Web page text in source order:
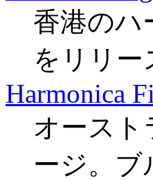
香港のハ
をリリー
Harmonica
オースト
ージ。